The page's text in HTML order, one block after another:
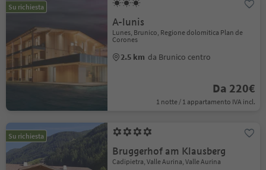
Su richiesta
A-lunis
Lunes, Brunico, Regione dolomitica Plan de
Corones
2.5 km da Brunico centro
Da 220€
1 notte / 1 appartamento IVA incl.
Su richiesta
Bruggerhof am Klausberg
Cadipietra, Valle Aurina, Valle Aurina